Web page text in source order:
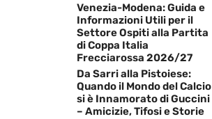
Venezia-Modena: Guida e
Informazioni Utili per il
Settore Ospiti alla Partita
di Coppa Italia
Frecciarossa 2026/27
Da Sarri alla Pistoiese:
Quando il Mondo del Calcio
si è Innamorato di Guccini
– Amicizie, Tifosi e Storie